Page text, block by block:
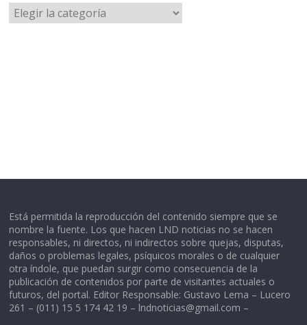
Categorías
Está permitida la reproducción del contenido siempre que se
nombre la fuente. Los que hacen LND noticias no se hacen
responsables, ni directos, ni indirectos sobre quejas, disputas,
daños o problemas legales, psíquicos morales o de cualquier
otra índole, que puedan surgir como consecuencia de la
publicación de contenidos por parte de visitantes actuales o
futuros, del portal. Editor Responsable: Gustavo Lema – Lucero
261 – (011) 15 5 174 42 19 – lndnoticias@gmail.com –